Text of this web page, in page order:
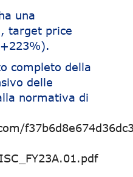
una
target price
completo della
delle
normativa di